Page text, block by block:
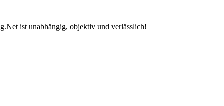
ist unabhängig, objektiv und verlässlich!